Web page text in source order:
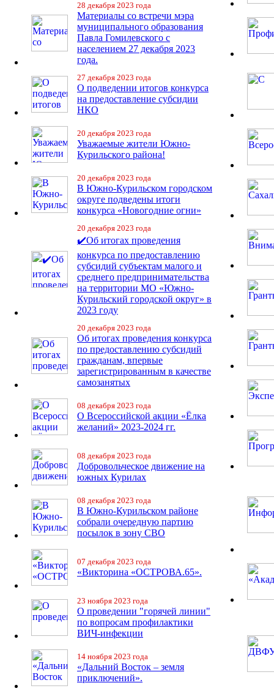
28 декабря 2023 года
Материалы со встречи мэра
муниципального образования
Павла Гомилевского с
населением 27 декабря 2023
года.
27 декабря 2023 года
О подведении итогов конкурса
на предоставление субсидии
НКО
20 декабря 2023 года
Уважаемые жители Южно-
Курильского района!
20 декабря 2023 года
В Южно-Курильском городском
округе подведены итоги
конкурса «Новогодние огни»
20 декабря 2023 года
✔️Об итогах проведения
конкурса по предоставлению
субсидий субъектам малого и
среднего предпринимательства
на территории МО «Южно-
Курильский городской округ» в
2023 году
20 декабря 2023 года
Об итогах проведения конкурса
по предоставлению субсидий
гражданам, впервые
зарегистрированным в качестве
самозанятых
08 декабря 2023 года
О Всероссийской акции «Ёлка
желаний» 2023-2024 гг.
08 декабря 2023 года
Добровольческое движение на
южных Курилах
08 декабря 2023 года
В Южно-Курильском районе
собрали очередную партию
посылок в зону СВО
07 декабря 2023 года
«Викторина «ОСТРОВА.65».
23 ноября 2023 года
О проведении "горячей линии"
по вопросам профилактики
ВИЧ-инфекции
14 ноября 2023 года
«Дальний Восток – земля
приключений».